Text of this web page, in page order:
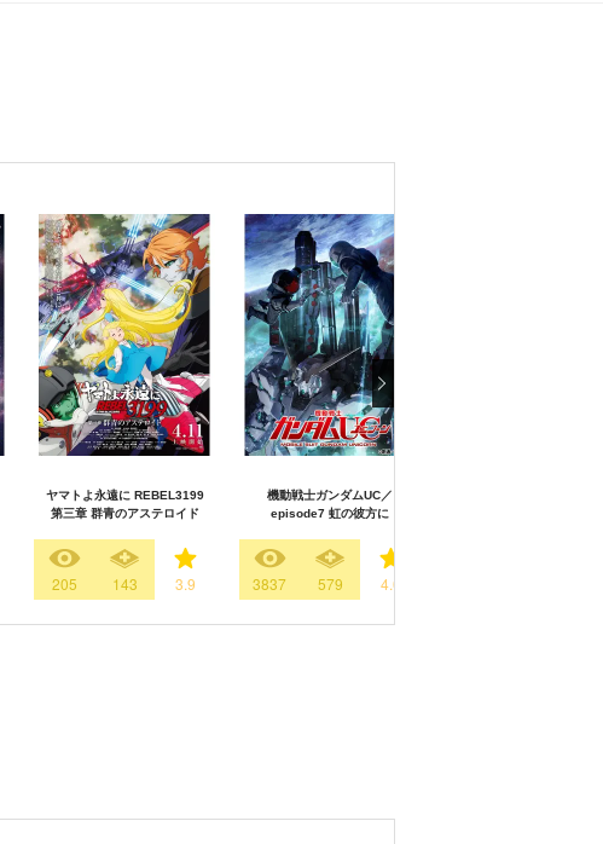
ヤマトよ永遠に REBEL3199
第三章 群青のアステロイド
205 143 3.9
機動戦士ガンダムUC／
episode7 虹の彼方に
3837 579 4.0